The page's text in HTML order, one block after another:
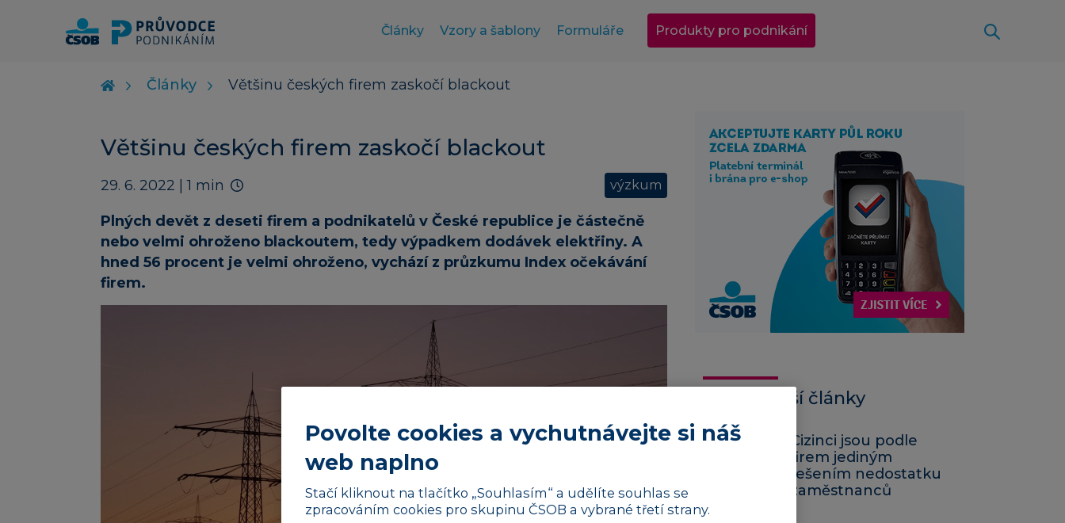
Články Vzory a šablony Formuláře Produkty pro podnikání
Články Většinu českých firem zaskočí blackout
Většinu českých firem zaskočí blackout
29. 6. 2022 | 1 min výzkum
Plných devět z deseti firem a podnikatelů v České republice je částečně
nebo velmi ohroženo blackoutem, tedy výpadkem dodávek elektřiny. A
hned 56 procent je velmi ohroženo, vychází z průzkumu Index očekávání
firem.
Nejčtenější články
Cizinci jsou podle
firem jediným
řešením nedostatku
zaměstnanců
Povolte cookies a vychutnávejte si náš
web naplno
Stačí kliknout na tlačítko „Souhlasím“ a udělíte souhlas se
zpracováním cookies pro skupinu ČSOB a vybrané třetí strany.